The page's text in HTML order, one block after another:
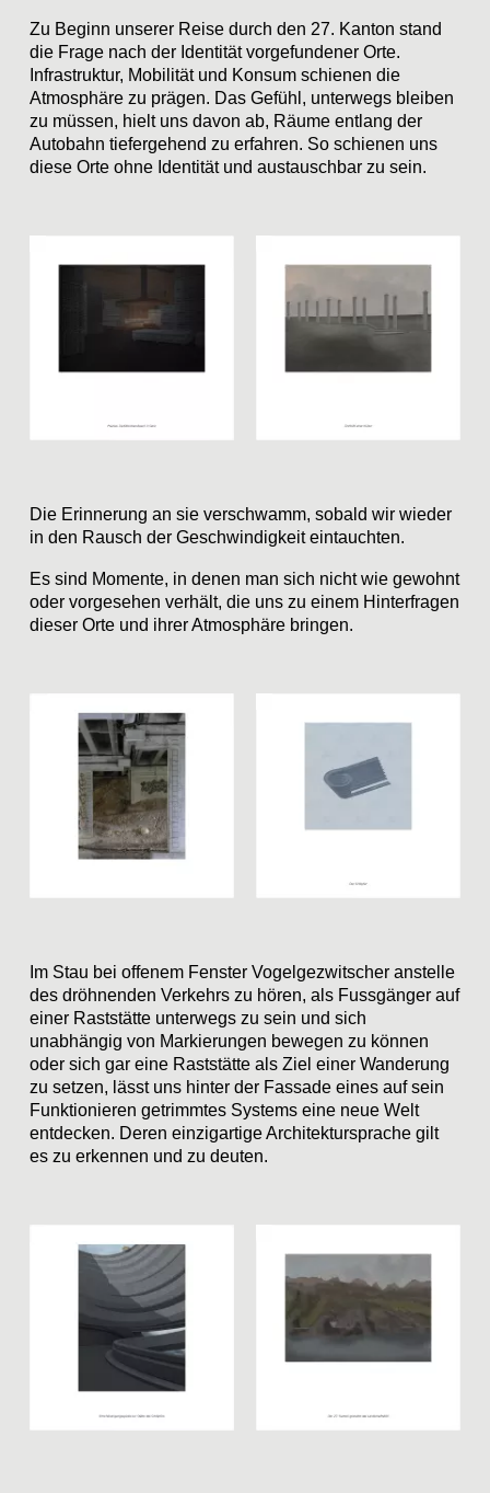
Zu Beginn unserer Reise durch den 27. Kanton stand
die Frage nach der Identität vorgefundener Orte.
Infrastruktur, Mobilität und Konsum schienen die
Atmosphäre zu prägen. Das Gefühl, unterwegs bleiben
zu müssen, hielt uns davon ab, Räume entlang der
Autobahn tiefergehend zu erfahren. So schienen uns
diese Orte ohne Identität und austauschbar zu sein.
Die Erinnerung an sie verschwamm, sobald wir wieder
in den Rausch der Geschwindigkeit eintauchten.
Es sind Momente, in denen man sich nicht wie gewohnt
oder vorgesehen verhält, die uns zu einem Hinterfragen
dieser Orte und ihrer Atmosphäre bringen.
Im Stau bei offenem Fenster Vogelgezwitscher anstelle
des dröhnenden Verkehrs zu hören, als Fussgänger auf
einer Raststätte unterwegs zu sein und sich
unabhängig von Markierungen bewegen zu können
oder sich gar eine Raststätte als Ziel einer Wanderung
zu setzen, lässt uns hinter der Fassade eines auf sein
Funktionieren getrimmtes Systems eine neue Welt
entdecken. Deren einzigartige Architektursprache gilt
es zu erkennen und zu deuten.